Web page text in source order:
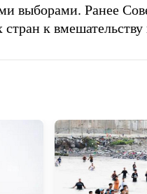
выборами. Ранее
стран к